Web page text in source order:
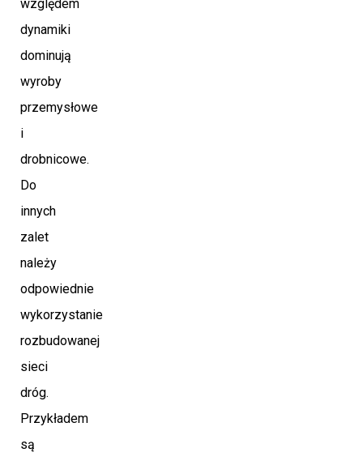
względem
dynamiki
dominują
wyroby
przemysłowe
i
drobnicowe.
Do
innych
zalet
należy
odpowiednie
wykorzystanie
rozbudowanej
sieci
dróg.
Przykładem
są